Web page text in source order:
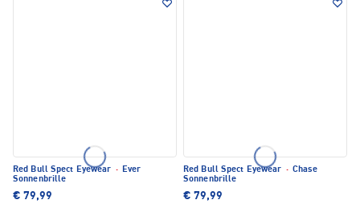
Red Bull Spect Eyewear · Ever
Sonnenbrille
€ 79,99
Red Bull Spect Eyewear · Chase
Sonnenbrille
€ 79,99